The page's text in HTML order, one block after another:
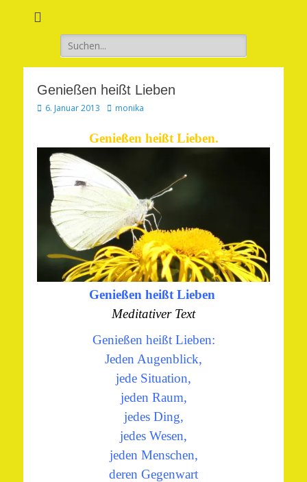
Suchen
nach:
Genießen heißt Lieben
Veröffentlicht
6. Januar 2013 Autor
monika
Genießen heißt Lieben.
Genießen heißt Lieben
Meditativer Text
Genießen heißt Lieben:
Jeden Augenblick,
jede Situation,
jeden Raum,
jedes Ding,
jedes Wesen,
jeden Menschen,
deren Gegenwart